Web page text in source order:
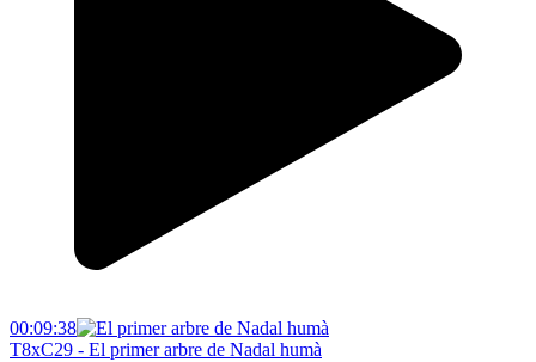
00:09:38
T8xC29 - El primer arbre de Nadal humà